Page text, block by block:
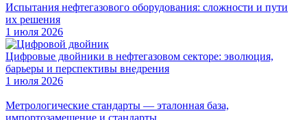
Испытания нефтегазового оборудования: сложности и пути
их решения
1 июля 2026
Цифровые двойники в нефтегазовом секторе: эволюция,
барьеры и перспективы внедрения
1 июля 2026
Метрологические стандарты — эталонная база,
импортозамещение и стандарты